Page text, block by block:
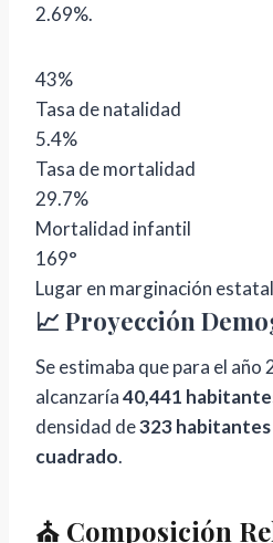
2.69%.
43%
Tasa de natalidad
5.4%
Tasa de mortalidad
29.7%
Mortalidad infantil
169°
Lugar en marginación estatal
📈 Proyección
Se estimaba que para el año
alcanzaría40,441
densidad de323
cuadrado.
⛪ Composición